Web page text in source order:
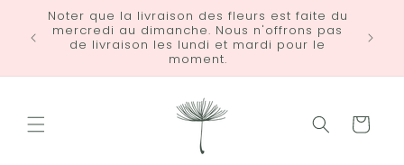
passer
au
contenu
Noter que la livraison des fleurs est faite du
mercredi au dimanche. Nous n'offrons pas
de livraison les lundi et mardi pour le
moment.
Panier